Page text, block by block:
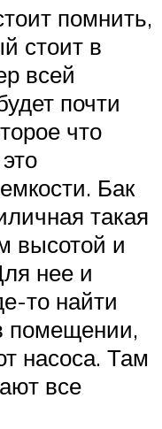
помнить,
стоит в
всей
почти
что
Бак
такая
высотой и
нее и
то найти
помещении,
насоса. Там
все